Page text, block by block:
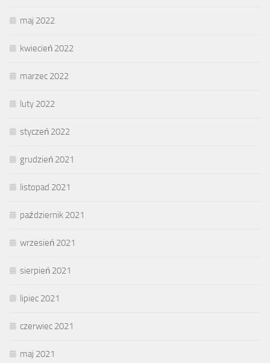
maj 2022
kwiecień 2022
marzec 2022
luty 2022
styczeń 2022
grudzień 2021
listopad 2021
październik 2021
wrzesień 2021
sierpień 2021
lipiec 2021
czerwiec 2021
maj 2021